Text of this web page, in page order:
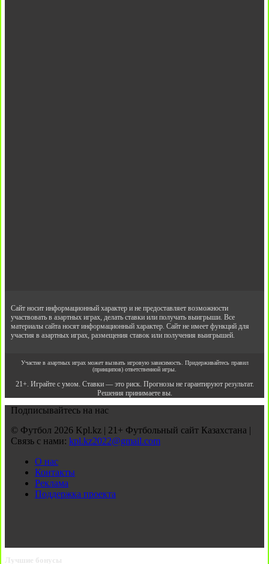
Сайт носит информационный характер и не предоставляет возможности
участвовать в азартных играх, делать ставки или получать выигрыши. Все
материалы сайта носят информационный характер. Сайт не имеет функций для
участия в азартных играх, размещения ставок или получения выигрышей.
Участие в азартных играх может вызвать игровую зависимость. Придерживайтесь правил
(принципов) ответственной игры.
21+. Играйте с умом. Ставки — это риск. Прогнозы не гарантируют результат.
Решения принимаете вы.
Подписывайтесь на нас
© Футбол 2026 Kpl.kz | 21+ Футбольный сайт Казахстана |
Связь с нами: kpl.kz2022@gmail.com
О нас
Контакты
Реклама
Поддержка проекта
Лучшие бонусы